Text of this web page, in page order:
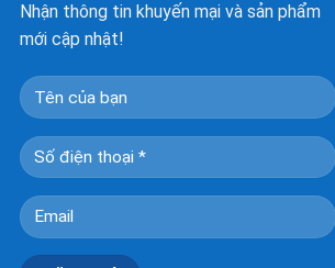
Nhận thông tin khuyến mại và sản phẩm
mới cập nhật!